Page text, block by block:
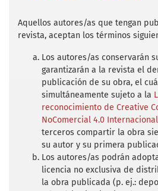
b
o
o
t
e
r
l
s
A
p
e
Cárdenas, L. (1979).
públicos 1928-1970 (3 vols.).
XXI Editores.
Coatsworth, J. H. (1984). El
económico de los
porfiriato. Crecimiento
México: Era.
Cooperativas (12 de junio
los Negocios. Finanzas y
Department of Commerce
Aquellos autores/as que tengan
revista, aceptan los términos
Los autores/as conservarán
garantizarán a la revista el
publicación de su obra, el
simultáneamente sujeto a la
reconocimiento de Creative
NoComercial 4.0 Internacional
terceros compartir la obra
su autor y su primera
Los autores/as podrán
licencia no exclusiva de
la obra publicada (p. ej.: